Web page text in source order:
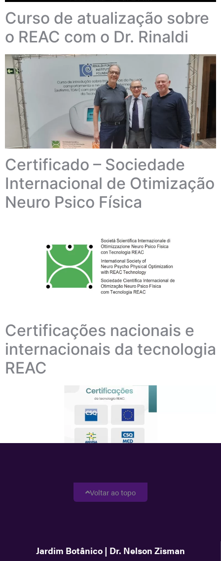
Curso de atualização sobre
o REAC com o Dr. Rinaldi
Certificado – Sociedade
Internacional de Otimização
Neuro Psico Física
Certificações nacionais e
internacionais da tecnologia
REAC
Voltar ao topo
Jardim Botânico | Dr. Nelson Zisman